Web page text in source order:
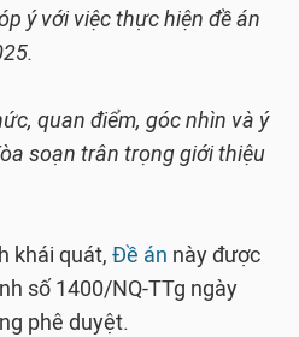
ý với việc thực hiện đề án
quan điểm, góc nhìn và ý
soạn trân trọng giới thiệu
khái quát, Đề án này được
số 1400/NQ-TTg ngày
phê duyệt.